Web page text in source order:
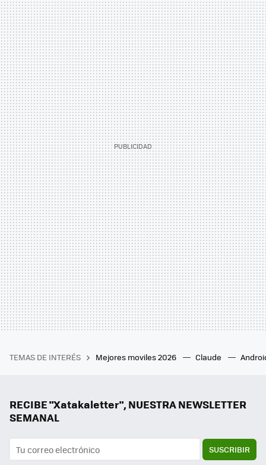
TEMAS DE INTERÉS Mejores moviles 2026 Claude
RECIBE "Xatakaletter", NUESTRA NEWSLETTER
SEMANAL
SUSCRIBIR